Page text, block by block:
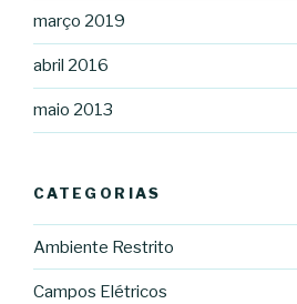
março 2019
abril 2016
maio 2013
CATEGORIAS
Ambiente Restrito
Campos Elétricos